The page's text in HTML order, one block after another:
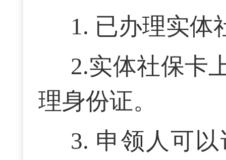
1. 已办理实体
2.实体社保卡
理身份证。
3. 申领人可